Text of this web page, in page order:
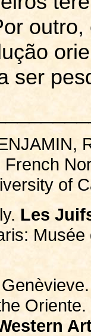
ser
of
Les
Musée
Genèvieve
Oriente